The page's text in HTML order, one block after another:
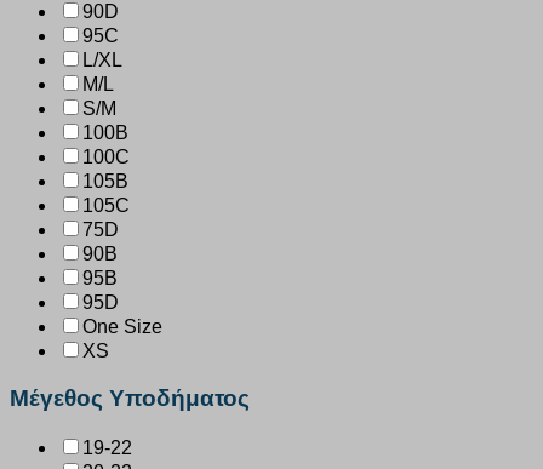
90D
95C
L/XL
M/L
S/M
100B
100C
105B
105C
75D
90B
95B
95D
One Size
XS
Μέγεθος Υποδήματος
19-22